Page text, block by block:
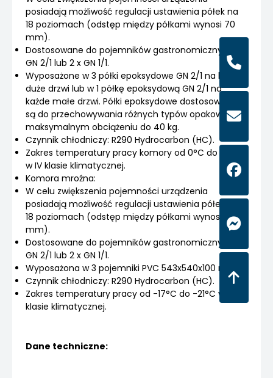
posiadają możliwość regulacji ustawienia półek na
18 poziomach (odstęp między półkami wynosi 70
mm).
Dostosowane do pojemników gastronomicznych
GN 2/1 lub 2 x GN 1/1.
Wyposażone w 3 półki epoksydowe GN 2/1 na każde
duże drzwi lub w 1 półkę epoksydową GN 2/1 na
każde małe drzwi. Półki epoksydowe dostosowane
są do przechowywania różnych typów opakowań o
maksymalnym obciążeniu do 40 kg.
Czynnik chłodniczy: R290 Hydrocarbon (HC).
Zakres temperatury pracy komory od 0°C do +8°C
w IV klasie klimatycznej.
Komora mroźna:
W celu zwiększenia pojemności urządzenia
posiadają możliwość regulacji ustawienia półek na
18 poziomach (odstęp między półkami wynosi 70
mm).
Dostosowane do pojemników gastronomicznych
GN 2/1 lub 2 x GN 1/1.
Wyposażona w 3 pojemniki PVC 543x540x100 mm.
Czynnik chłodniczy: R290 Hydrocarbon (HC).
Zakres temperatury pracy od -17°C do -21°C w IV
klasie klimatycznej.
Dane techniczne: